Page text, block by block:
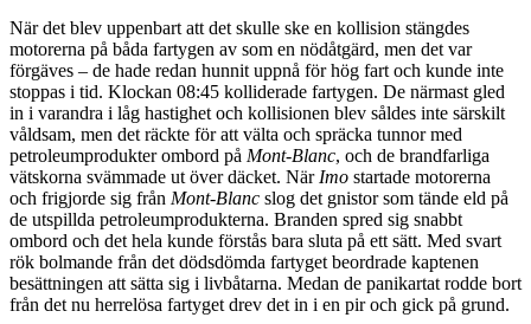
När det blev uppenbart att det skulle ske en kollision stängdes
motorerna på båda fartygen av som en nödåtgärd, men det var
förgäves – de hade redan hunnit uppnå för hög fart och kunde inte
stoppas i tid. Klockan 08:45 kolliderade fartygen. De närmast gled
in i varandra i låg hastighet och kollisionen blev såldes inte särskilt
våldsam, men det räckte för att välta och spräcka tunnor med
petroleumprodukter ombord på Mont-Blanc, och de brandfarliga
vätskorna svämmade ut över däcket. När Imo startade motorerna
och frigjorde sig från Mont-Blanc slog det gnistor som tände eld på
de utspillda petroleumprodukterna. Branden spred sig snabbt
ombord och det hela kunde förstås bara sluta på ett sätt. Med svart
rök bolmande från det dödsdömda fartyget beordrade kaptenen
besättningen att sätta sig i livbåtarna. Medan de panikartat rodde bort
från det nu herrelösa fartyget drev det in i en pir och gick på grund.